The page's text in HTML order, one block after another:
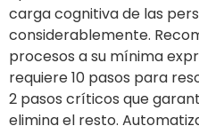
carga cognitiva de las
considerablemente.
procesos a su mínima
requiere 10 pasos para
2 pasos críticos que
elimina el resto.